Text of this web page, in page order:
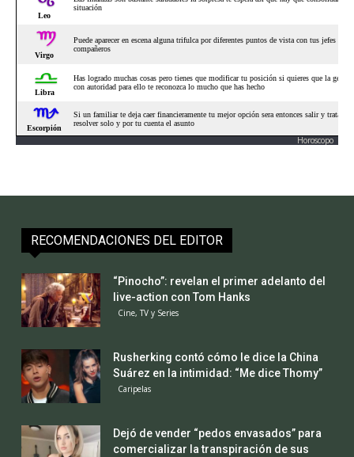
Horoscopo
RECOMENDACIONES DEL EDITOR
“Pinocho”: revelan el primer adelanto del
live-action con Tom Hanks
Cine, TV y Series
Rusherking contó cómo le dice la China
Suárez en la intimidad: “Me dice Thomy”
Caripelas
Dejó de vender “pedos envasados” para
comercializar la transpiración de sus